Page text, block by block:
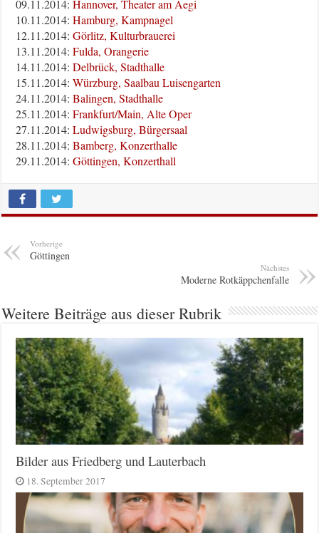
09.11.2014:Hannover, Theater am Aegi
10.11.2014:Hamburg, Kampnagel
12.11.2014:Görlitz, Kulturbrauerei
13.11.2014:Fulda, Orangerie
14.11.2014:Delbrück, Stadthalle
15.11.2014:Würzburg, Saalbau Luisengarten
24.11.2014:Balingen, Stadthalle
25.11.2014:Frankfurt/Main, Alte Oper
27.11.2014:Ludwigsburg, Bürgersaal
28.11.2014:Bamberg, Konzerthalle
29.11.2014:Göttingen, Konzerthall
Vorherige
Göttingen
Nächstes
Moderne Rotkäppchenfalle
Weitere Beiträge aus dieser Rubrik
Bilder aus Friedberg und Lauterbach
18. September 2017